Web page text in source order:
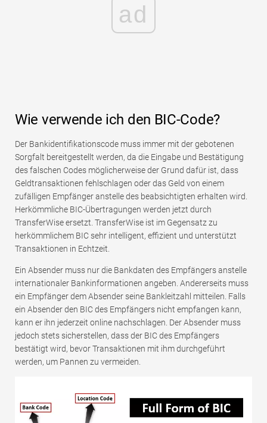
ad
Wie verwende ich den BIC-Code?
Der Bankidentifikationscode muss immer mit der gebotenen
Sorgfalt bereitgestellt werden, da die Eingabe und Bestätigung
des falschen Codes möglicherweise der Grund dafür ist, dass
Geldtransaktionen fehlschlagen oder das Geld von einem
zufälligen Empfänger anstelle des beabsichtigten erhalten wird.
Herkömmliche BIC-Übertragungen werden jetzt durch
TransferWise ersetzt. TransferWise ist im Gegensatz zu
herkömmlichem BIC sehr intelligent, effizient und unterstützt
Transaktionen in Echtzeit.
Ein Absender muss nur die Bankdaten des Empfängers anstelle
internationaler Bankinformationen angeben. Andererseits muss
ein Empfänger dem Absender seine Bankleitzahl mitteilen. Falls
ein Absender den BIC des Empfängers nicht empfangen kann,
kann er ihn jederzeit online nachschlagen. Der Absender muss
jedoch stets sicherstellen, dass der BIC des Empfängers
bestätigt wird, bevor Transaktionen mit ihm durchgeführt
werden, um Pannen zu vermeiden.